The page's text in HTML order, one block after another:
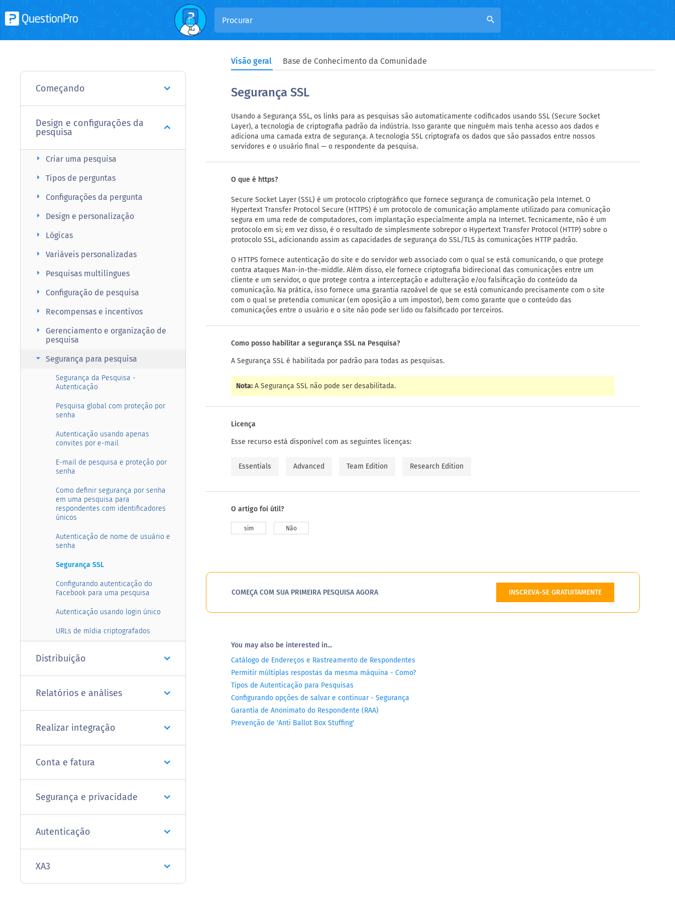
search
Visão geral Base de Conhecimento da Comunidade
Começando
Design e configurações da
pesquisa
Criar uma pesquisa
arrow_right
Tipos de perguntas
arrow_right
Configurações da pergunta
arrow_right
Design e personalização
arrow_right
Lógicas
arrow_right
Variáveis personalizadas
arrow_right
Pesquisas multilíngues
arrow_right
Configuração de pesquisa
arrow_right
Recompensas e incentivos
arrow_right
Gerenciamento e organização de
pesquisa
arrow_right
Segurança para pesquisa
arrow_right
Segurança da Pesquisa -
Autenticação
Pesquisa global com proteção por
senha
Autenticação usando apenas
convites por e-mail
E-mail de pesquisa e proteção por
senha
Como definir segurança por senha
em uma pesquisa para
respondentes com identificadores
únicos
Autenticação de nome de usuário e
senha
Segurança SSL
Configurando autenticação do
Facebook para uma pesquisa
Autenticação usando login único
URLs de mídia criptografados
Distribuição
Relatórios e análises
Realizar integração
Conta e fatura
Segurança e privacidade
Autenticação
XA3
Segurança SSL
Usando a Segurança SSL, os links para as pesquisas são automaticamente codificados usando SSL (Secure Socket
Layer), a tecnologia de criptografia padrão da indústria. Isso garante que ninguém mais tenha acesso aos dados e
adiciona uma camada extra de segurança. A tecnologia SSL criptografa os dados que são passados entre nossos
servidores e o usuário final — o respondente da pesquisa.
O que é https?
Secure Socket Layer (SSL) é um protocolo criptográfico que fornece segurança de comunicação pela Internet. O
Hypertext Transfer Protocol Secure (HTTPS) é um protocolo de comunicação amplamente utilizado para comunicação
segura em uma rede de computadores, com implantação especialmente ampla na Internet. Tecnicamente, não é um
protocolo em si; em vez disso, é o resultado de simplesmente sobrepor o Hypertext Transfer Protocol (HTTP) sobre o
protocolo SSL, adicionando assim as capacidades de segurança do SSL/TLS às comunicações HTTP padrão.
O HTTPS fornece autenticação do site e do servidor web associado com o qual se está comunicando, o que protege
contra ataques Man-in-the-middle. Além disso, ele fornece criptografia bidirecional das comunicações entre um
cliente e um servidor, o que protege contra a interceptação e adulteração e/ou falsificação do conteúdo da
comunicação. Na prática, isso fornece uma garantia razoável de que se está comunicando precisamente com o site
com o qual se pretendia comunicar (em oposição a um impostor), bem como garante que o conteúdo das
comunicações entre o usuário e o site não pode ser lido ou falsificado por terceiros.
Como posso habilitar a segurança SSL na Pesquisa?
A Segurança SSL é habilitada por padrão para todas as pesquisas.
Nota: A Segurança SSL não pode ser desabilitada.
Licença
Esse recurso está disponível com as seguintes licenças:
Essentials Advanced Team Edition Research Edition
O artigo foi útil?
sim Não
COMEÇA COM SUA PRIMEIRA PESQUISA AGORA INSCREVA-SE GRATUITAMENTE
You may also be interested in...
Catálogo de Endereços e Rastreamento de Respondentes
Permitir múltiplas respostas da mesma máquina - Como?
Tipos de Autenticação para Pesquisas
Configurando opções de salvar e continuar - Segurança
Garantia de Anonimato do Respondente (RAA)
Prevenção de 'Anti Ballot Box Stuffing'